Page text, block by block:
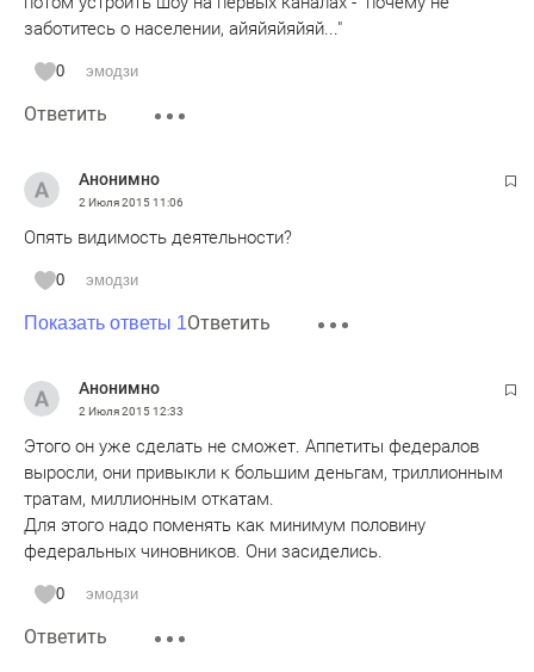
заботитесь о населении, айяйяйяйяй..."
0 эмодзи
Ответить
Анонимно
2 Июля 201511:06
Опять видимость деятельности?
0 эмодзи
Показать ответы 1Ответить
Анонимно
2 Июля 201512:33
Этого он уже сделать не сможет. Аппетиты федералов
выросли, они привыкли к большим деньгам, триллионным
тратам, миллионным откатам.
Для этого надо поменять как минимум половину
федеральных чиновников. Они засиделись.
0 эмодзи
Ответить